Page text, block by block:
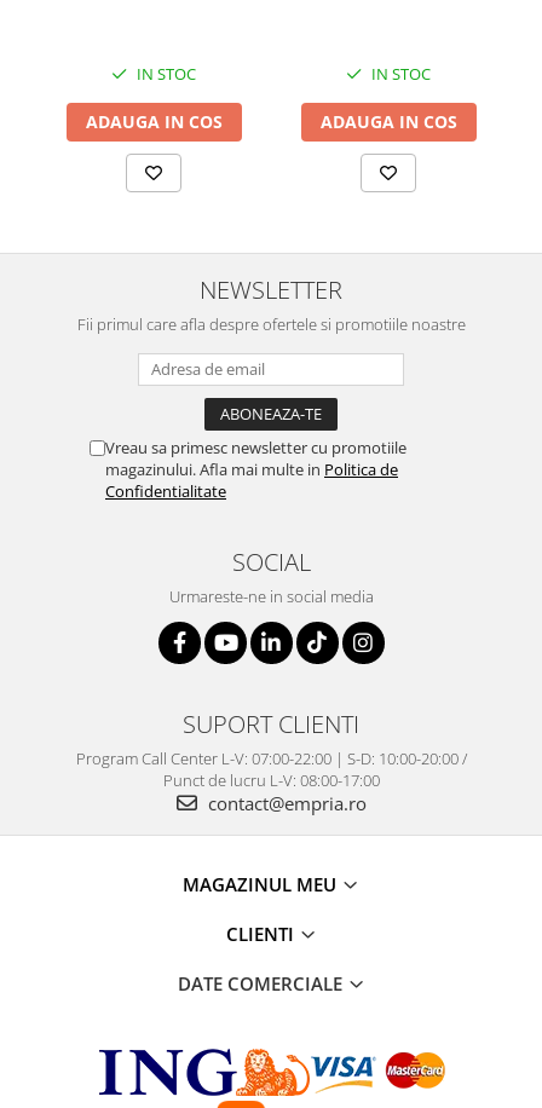
IN STOC
ADAUGA IN COS
IN STOC
ADAUGA IN COS
NEWSLETTER
Fii primul care afla despre ofertele si promotiile noastre
Vreau sa primesc newsletter cu promotiile
magazinului. Afla mai multe in Politica de
Confidentialitate
SOCIAL
Urmareste-ne in social media
SUPORT CLIENTI
Program Call Center L-V: 07:00-22:00 | S-D: 10:00-20:00 /
Punct de lucru L-V: 08:00-17:00
contact@empria.ro
MAGAZINUL MEU
CLIENTI
DATE COMERCIALE